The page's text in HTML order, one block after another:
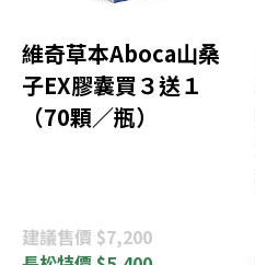
維奇草本Aboca山桑
子EX膠囊買３送１
（70顆／瓶）
建議售價 $7,200